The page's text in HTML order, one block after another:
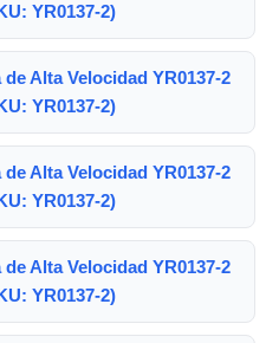
YR0137-2)
Alta Velocidad YR0137-2
YR0137-2)
Alta Velocidad YR0137-2
YR0137-2)
Alta Velocidad YR0137-2
YR0137-2)